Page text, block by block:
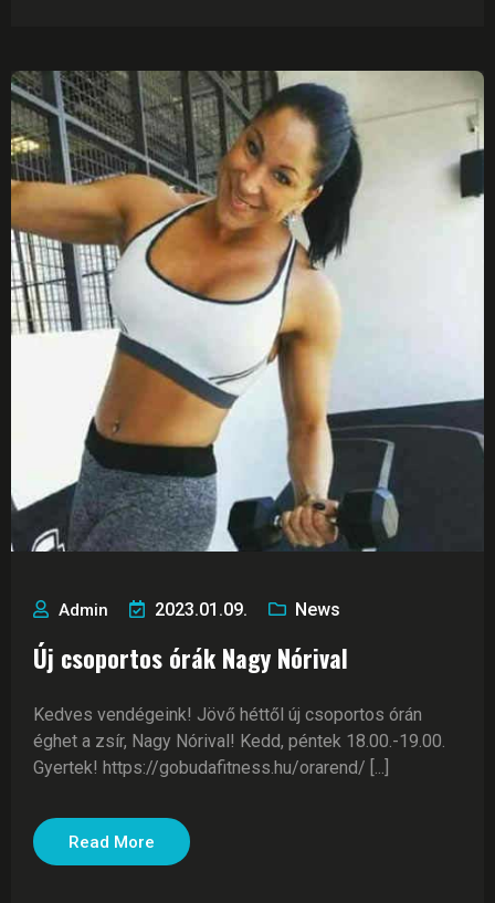
Admin 2023.01.09. News
Új csoportos órák Nagy Nórival
Kedves vendégeink! Jövő héttől új csoportos órán
éghet a zsír, Nagy Nórival! Kedd, péntek 18.00.-19.00.
Gyertek! https://gobudafitness.hu/orarend/ [...]
Read More